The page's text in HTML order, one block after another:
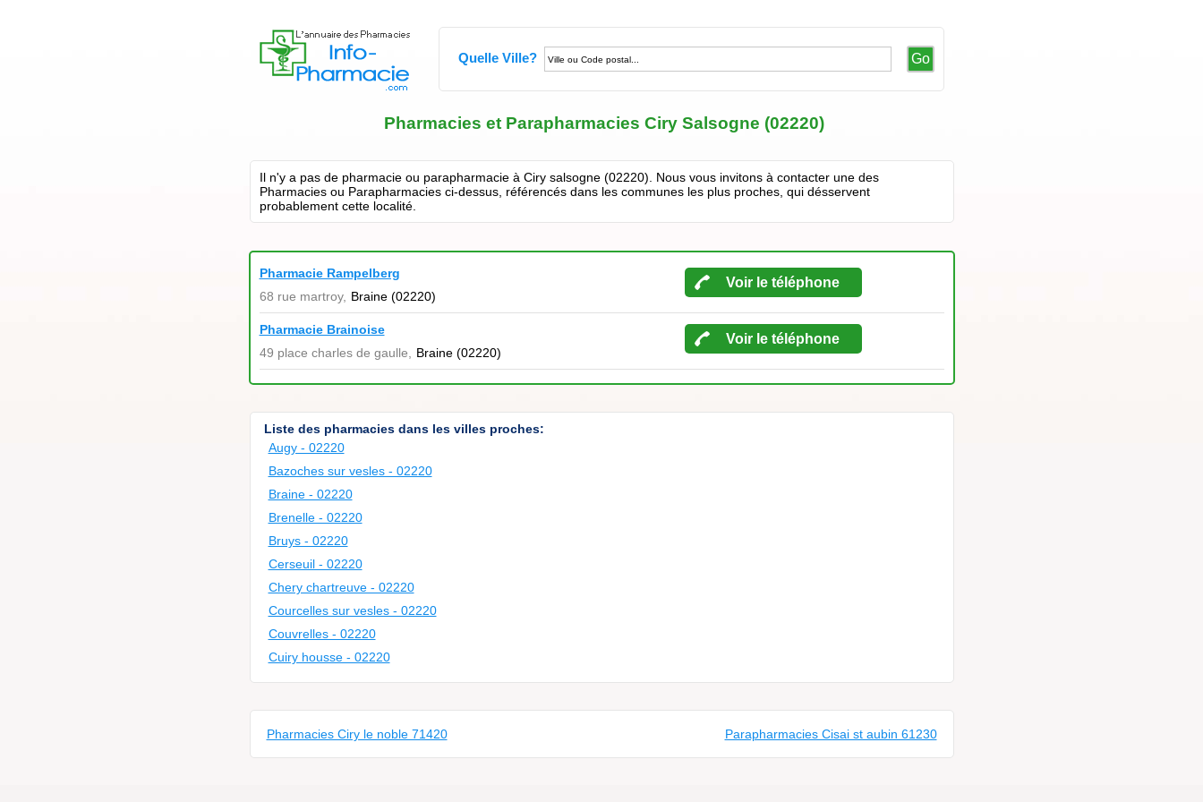
Quelle Ville? Go
Pharmacies et Parapharmacies Ciry Salsogne (02220)
Il n'y a pas de pharmacie ou parapharmacie à Ciry salsogne (02220). Nous vous invitons à contacter une des
Pharmacies ou Parapharmacies ci-dessus, référencés dans les communes les plus proches, qui désservent
probablement cette localité.
Pharmacie Rampelberg
68 rue martroy, Braine (02220)
Voir le téléphone
Pharmacie Brainoise
49 place charles de gaulle,
Braine (02220)
Voir le téléphone
Liste des pharmacies dans les villes proches:
Augy - 02220
Bazoches sur vesles - 02220
Braine - 02220
Brenelle - 02220
Bruys - 02220
Cerseuil - 02220
Chery chartreuve - 02220
Courcelles sur vesles - 02220
Couvrelles - 02220
Cuiry housse - 02220
Pharmacies Ciry le noble 71420 Parapharmacies Cisai st aubin 61230